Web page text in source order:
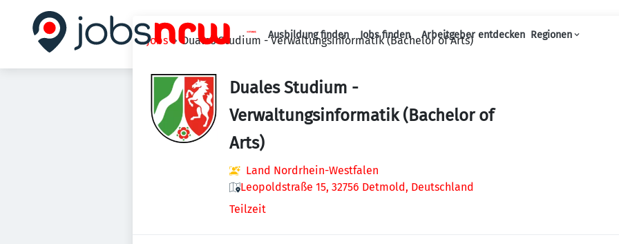
Haupt-Navigation
Ausbildung finden Jobs finden Arbeitgeber entdecken Regionen
Jobs Duales Studium - Verwaltungsinformatik (Bachelor of Arts)
Duales Studium -
Verwaltungsinformatik (Bachelor of
Arts)
Land Nordrhein-Westfalen
Leopoldstraße 15, 32756 Detmold, Deutschland
Teilzeit